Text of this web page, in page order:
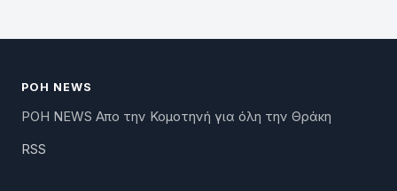
ΡΟΗ NEWS
ΡΟΗ NEWS Απο την Κομοτηνή για όλη την Θράκη
RSS